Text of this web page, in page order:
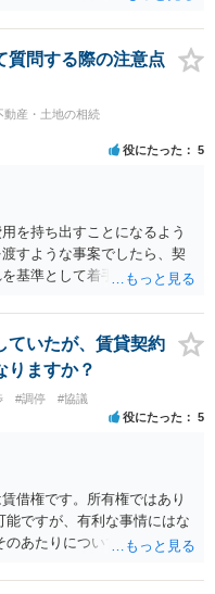
前提として、遺産分割はし
はいずれにせよ不動産評価
質問する際の注意点
動産・土地の相続
役にたった 5
を持ち出すことになるよう
すような事案でしたら、契
基準として着手金を設定
約はできないです。依頼者
ていたが、賃貸契約
りますか？
#調停 #協議
役にたった 5
借権です。所有権ではあり
能ですが、有利な事情にはな
のあたりについては、お近く